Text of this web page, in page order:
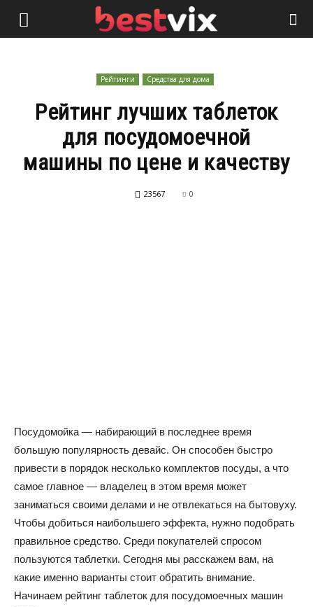
Рейтинги Средства для дома
Рейтинг лучших таблеток
для посудомоечной
машины по цене и качеству
23567 0
Посудомойка — набирающий в последнее время
большую популярность девайс. Он способен быстро
привести в порядок несколько комплектов посуды, а что
самое главное — владелец в этом время может
заниматься своими делами и не отвлекаться на бытовуху.
Чтобы добиться наибольшего эффекта, нужно подобрать
правильное средство. Среди покупателей спросом
пользуются таблетки. Сегодня мы расскажем вам, на
какие именно варианты стоит обратить внимание.
Начинаем рейтинг таблеток для посудомоечных машин